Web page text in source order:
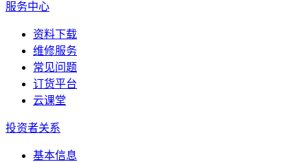
服务中心
资料下载
维修服务
常见问题
订货平台
云课堂
投资者关系
基本信息